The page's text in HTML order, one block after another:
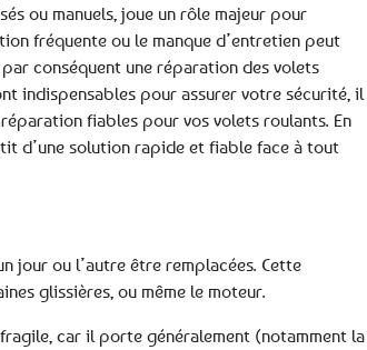
ou manuels, joue un rôle majeur pour
fréquente ou le manque d’entretien peut
conséquent une réparation des volets
indispensables pour assurer votre sécurité, il
fiables pour vos volets roulants. En
d’une solution rapide et fiable face à tout
jour ou l’autre être remplacées. Cette
glissières, ou même le moteur.
car il porte généralement (notamment la